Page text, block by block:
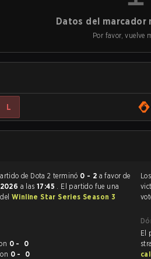
Datos del marcador
Por favor, vuelve
L
El partido de Dota 2 terminó 0 - 2 a favor de
a las 17:45 . El partido fue una
Winline Star Series Season 3
1 con
0 - 0
2 con 0 - 0
Los
El